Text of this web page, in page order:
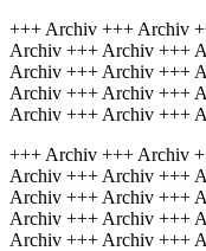
+++ Archiv +++ Archiv
Archiv +++ Archiv +++
Archiv +++ Archiv +++
Archiv +++ Archiv +++
Archiv +++ Archiv +++
+++ Archiv +++ Archiv
Archiv +++ Archiv +++
Archiv +++ Archiv +++
Archiv +++ Archiv +++
Archiv +++ Archiv +++